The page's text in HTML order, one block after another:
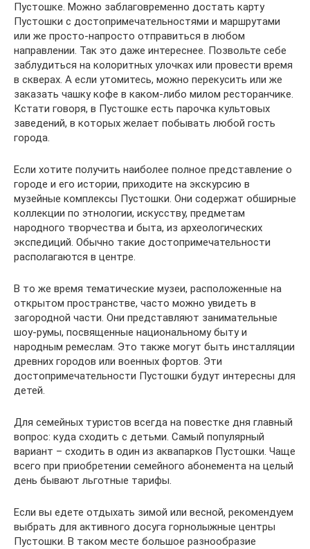
Пустошке. Можно заблаговременно достать карту
Пустошки с достопримечательностями и маршрутами
или же просто-напросто отправиться в любом
направлении. Так это даже интереснее. Позвольте себе
заблудиться на колоритных улочках или провести время
в скверах. А если утомитесь, можно перекусить или же
заказать чашку кофе в каком-либо милом ресторанчике.
Кстати говоря, в Пустошке есть парочка культовых
заведений, в которых желает побывать любой гость
города.
Если хотите получить наиболее полное представление о
городе и его истории, приходите на экскурсию в
музейные комплексы Пустошки. Они содержат обширные
коллекции по этнологии, искусству, предметам
народного творчества и быта, из археологических
экспедиций. Обычно такие достопримечательности
располагаются в центре.
В то же время тематические музеи, расположенные на
открытом пространстве, часто можно увидеть в
загородной части. Они представляют занимательные
шоу-румы, посвященные национальному быту и
народным ремеслам. Это также могут быть инсталляции
древних городов или военных фортов. Эти
достопримечательности Пустошки будут интересны для
детей.
Для семейных туристов всегда на повестке дня главный
вопрос: куда сходить с детьми. Самый популярный
вариант – сходить в один из аквапарков Пустошки. Чаще
всего при приобретении семейного абонемента на целый
день бывают льготные тарифы.
Если вы едете отдыхать зимой или весной, рекомендуем
выбрать для активного досуга горнолыжные центры
Пустошки. В таком месте большое разнообразие